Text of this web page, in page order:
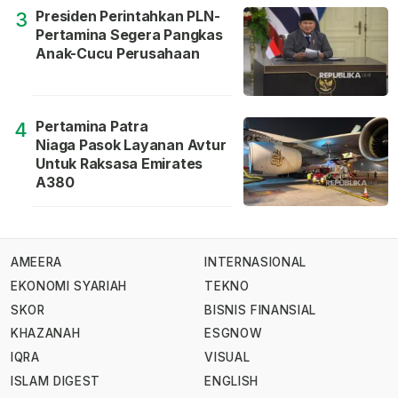
3 Presiden Perintahkan PLN-
Pertamina Segera Pangkas
Anak-Cucu Perusahaan
4 Pertamina Patra
Niaga Pasok Layanan Avtur
Untuk Raksasa Emirates
A380
AMEERA
EKONOMI SYARIAH
SKOR
KHAZANAH
IQRA
ISLAM DIGEST
INTERNASIONAL
TEKNO
BISNIS FINANSIAL
ESGNOW
VISUAL
ENGLISH